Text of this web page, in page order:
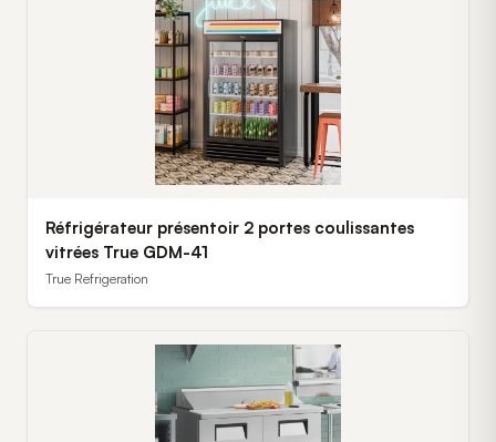
Réfrigérateur présentoir 2 portes coulissantes
vitrées True GDM-41
True Refrigeration